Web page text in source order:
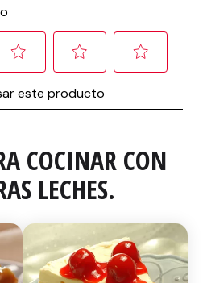
COCINAR CON
LECHES.